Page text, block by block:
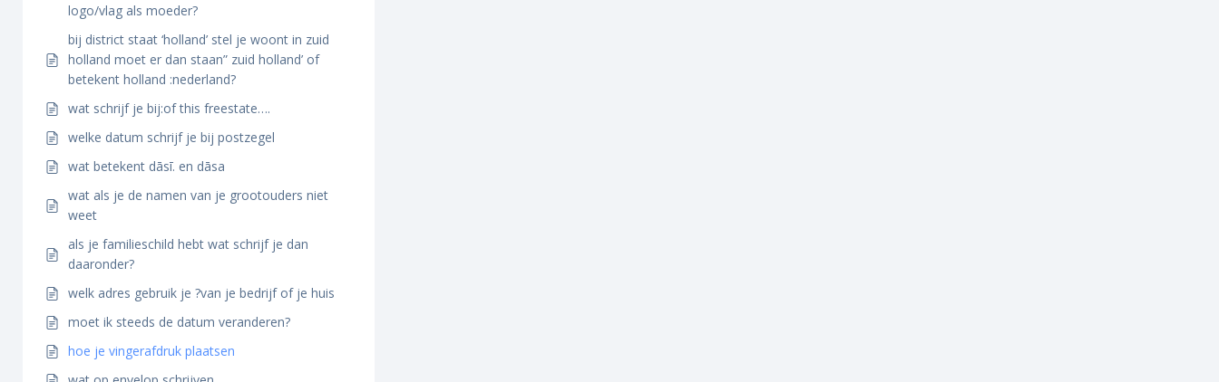
logo/vlag als moeder?
bij district staat ‘holland’ stel je woont in zuid
holland moet er dan staan” zuid holland’ of
betekent holland :nederland?
wat schrijf je bij:of this freestate….
welke datum schrijf je bij postzegel
wat betekent dāsī. en dāsa
wat als je de namen van je grootouders niet
weet
als je familieschild hebt wat schrijf je dan
daaronder?
welk adres gebruik je ?van je bedrijf of je huis
moet ik steeds de datum veranderen?
hoe je vingerafdruk plaatsen